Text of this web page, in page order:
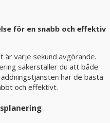
för en snabb och effektiv
är varje sekund avgörande.
säkerställer du att både
har de bästa
och effektivt.